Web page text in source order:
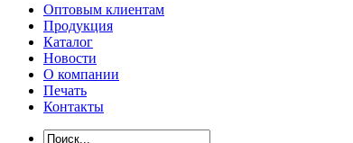
Оптовым клиентам
Продукция
Каталог
Новости
О компании
Печать
Контакты